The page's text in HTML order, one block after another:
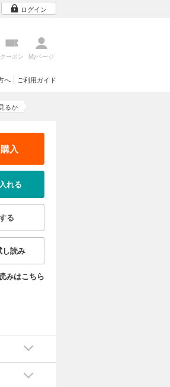
ログイン
クーポン Myページ
ご利用ガイド
へ
るか
入
れる
る
し読み
みはこちら